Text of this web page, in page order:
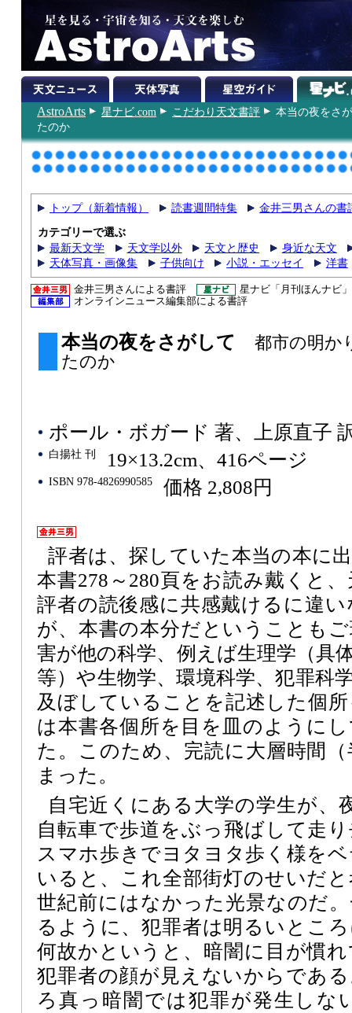
AstroArts 星ナビ.com こだわり天文書評
本当の夜をさ
たのか
トップ（新着情報） 読書週間特集 金井三男さんの書
カテゴリーで選ぶ
最新天文学
天文学以外 天文と歴史
身近な天文
天体写真・画像集
子供向け 小説・エッセイ 洋書
金井三男さんによる書評
星ナビ「月刊ほんナビ
オンラインニュース編集部による書評
本当の夜をさがして 都市の明か
たのか
ポール・ボガード 著、上原直子
白揚社 刊 19×13.2cm、416ページ
ISBN 978-4826990585 価格 2,808円
評者は、探していた本当の本に
本書278～280頁をお読み戴くと
評者の読後感に共感戴けるに違
が、本書の本分だということも
害が他の科学、例えば生理学（具
等）や生物学、環境科学、犯罪科
及ぼしていることを記述した個
は本書各個所を目を皿のように
た。このため、完読に大層時間
まった。
自宅近くにある大学の学生が、
自転車で歩道をぶっ飛ばして走
スマホ歩きでヨタヨタ歩く様を
いると、これ全部街灯のせいだ
世紀前にはなかった光景なのだ
るように、犯罪者は明るいとこ
何故かというと、暗闇に目が慣
犯罪者の顔が見えないからであ
ろ真っ暗闇では犯罪が発生しな